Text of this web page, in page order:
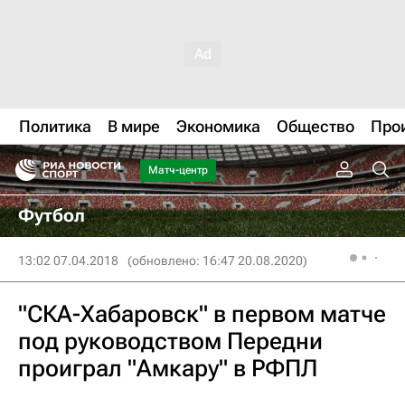
Политика В мире Экономика Общество
Матч-центр
Футбол
13:02 07.04.2018 (обновлено: 16:47 20.08.2020)
"СКА-Хабаровск" в первом матче
под руководством Передни
проиграл "Амкару" в РФПЛ